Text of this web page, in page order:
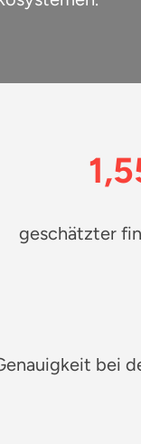
geschätzter
bei